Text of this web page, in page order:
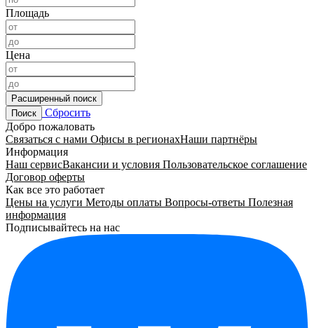
Площадь
Цена
Расширенный поиск
Поиск
Сбросить
Добро пожаловать
Связаться с нами Офисы в регионахНаши партнёры
Информация
Наш сервисВакансии и условия Пользовательское соглашение
Договор оферты
Как все это работает
Цены на услуги Методы оплаты Вопросы-ответы Полезная
информация
Подписывайтесь на нас